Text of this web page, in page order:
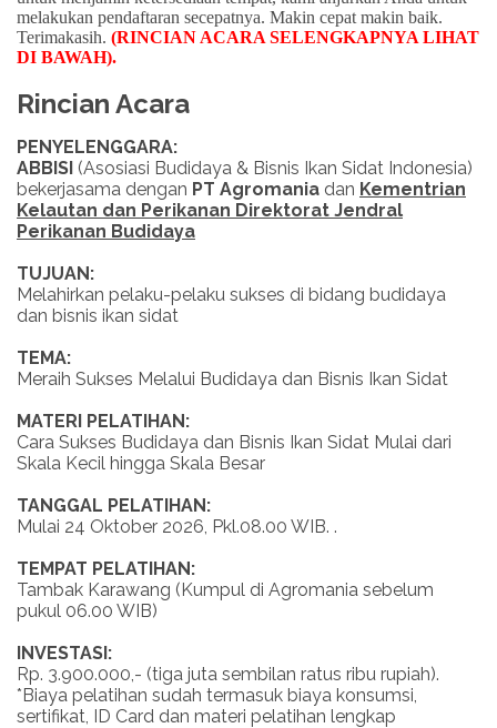
melakukan pendaftaran secepatnya. Makin cepat makin baik.
Terimakasih. (RINCIAN ACARA SELENGKAPNYA LIHAT
DI BAWAH).
Rincian Acara
PENYELENGGARA:
ABBISI (Asosiasi Budidaya & Bisnis Ikan Sidat Indonesia)
bekerjasama dengan PT Agromania dan Kementrian
Kelautan dan Perikanan Direktorat Jendral
Perikanan Budidaya
TUJUAN:
Melahirkan pelaku-pelaku sukses di bidang budidaya
dan bisnis ikan sidat
TEMA:
Meraih Sukses Melalui Budidaya dan Bisnis Ikan Sidat
MATERI PELATIHAN:
Cara Sukses Budidaya dan Bisnis Ikan Sidat Mulai dari
Skala Kecil hingga Skala Besar
TANGGAL PELATIHAN:
Mulai 24 Oktober 2026, Pkl.08.00 WIB. .
TEMPAT PELATIHAN:
Tambak Karawang (Kumpul di Agromania sebelum
pukul 06.00 WIB)
INVESTASI:
Rp. 3.900.000,- (tiga juta sembilan ratus ribu rupiah).
*Biaya pelatihan sudah termasuk biaya konsumsi,
sertifikat, ID Card dan materi pelatihan lengkap